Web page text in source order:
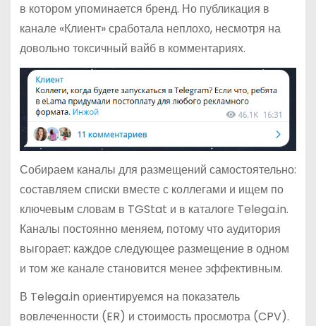
в котором упоминается бренд. Но публикация в
канале «Клиент» сработала неплохо, несмотря на
довольно токсичный вайб в комментариях.
Собираем каналы для размещений самостоятельно:
составляем списки вместе с коллегами и ищем по
ключевым словам в TGStat и в каталоге Telega.in.
Каналы постоянно меняем, потому что аудитория
выгорает: каждое следующее размещение в одном
и том же канале становится менее эффективным.
В Telega.in ориентируемся на показатель
вовлеченности (ER) и стоимость просмотра (CPV).